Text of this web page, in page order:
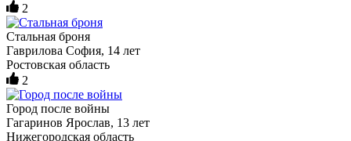
2
Стальная броня
Гаврилова София, 14 лет
Ростовская область
2
Город после войны
Гагаринов Ярослав, 13 лет
Нижегородская область